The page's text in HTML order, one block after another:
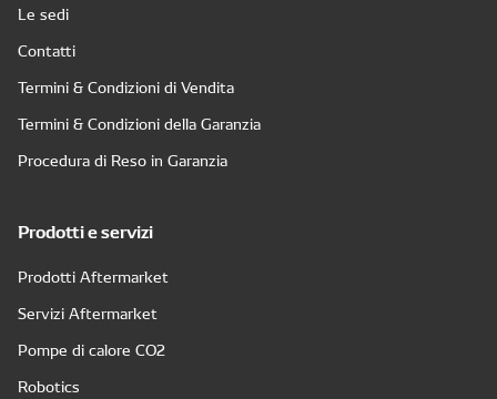
Le sedi
Contatti
Termini & Condizioni di Vendita
Termini & Condizioni della Garanzia
Procedura di Reso in Garanzia
Prodotti e servizi
Prodotti Aftermarket
Servizi Aftermarket
Pompe di calore CO2
Robotics